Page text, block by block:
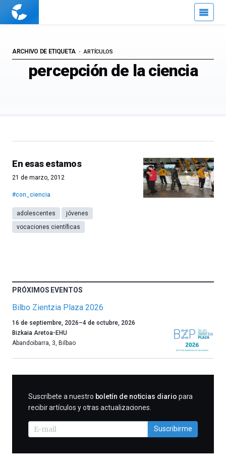
Cuaderno
percepción de la ciencia
ARCHIVO DE ETIQUETA ARTÍCULOS
En esas estamos
21 de marzo, 2012
#con_ciencia
adolescentes
jóvenes
vocaciones científicas
PRÓXIMOS EVENTOS
Bilbo Zientzia Plaza 2026
Un
año
más,
celebración
la
16 de septiembre, 2026–4 de octubre, 2026
Bizkaia Aretoa-EHU
Abandoibarra, 3, Bilbao
SUSCRIBIRME
Suscríbete a nuestro boletín de noticias diario para
recibir artículos y otras actualizaciones.
Suscribirme